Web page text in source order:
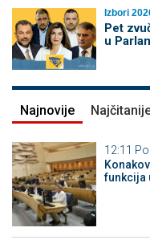
Izbori
Pet
u
Najnovije
12:11
funkcija